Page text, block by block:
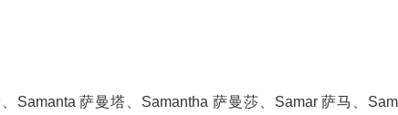
Samanta 萨曼塔、Samantha 萨曼莎、Samar 萨马、